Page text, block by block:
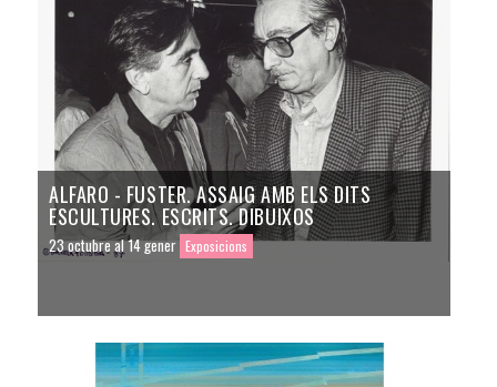
ALFARO - FUSTER. ASSAIG AMB ELS DITS
ESCULTURES. ESCRITS. DIBUIXOS
23 octubre al 14 gener Exposicions